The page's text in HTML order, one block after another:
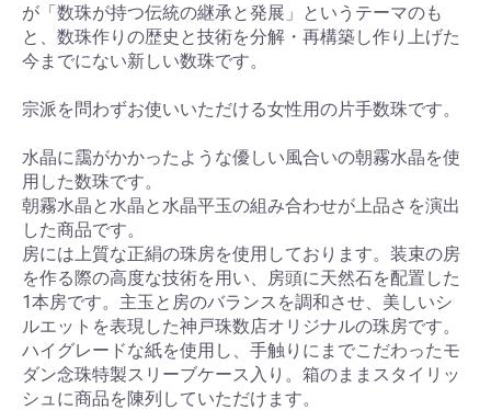
が「数珠が持つ伝統の継承と発展」というテーマのも
と、数珠作りの歴史と技術を分解・再構築し作り上げた
今までにない新しい数珠です。
宗派を問わずお使いいただける女性用の片手数珠です。
水晶に靄がかかったような優しい風合いの朝霧水晶を使
用した数珠です。
朝霧水晶と水晶と水晶平玉の組み合わせが上品さを演出
した商品です。
房には上質な正絹の珠房を使用しております。装束の房
を作る際の高度な技術を用い、房頭に天然石を配置した
1本房です。主玉と房のバランスを調和させ、美しいシ
ルエットを表現した神戸珠数店オリジナルの珠房です。
ハイグレードな紙を使用し、手触りにまでこだわったモ
ダン念珠特製スリーブケース入り。箱のままスタイリッ
シュに商品を陳列していただけます。